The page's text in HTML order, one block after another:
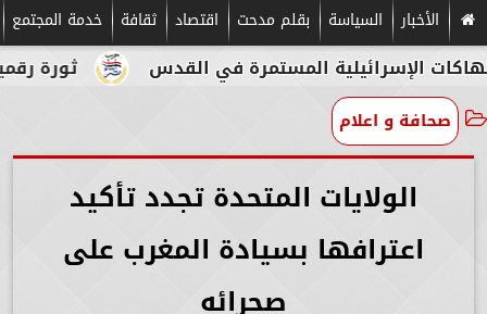
الأخبار السياسة بقلم مدحت اقتصاد ثقافة خدمة المجتمع
ثورة رقمية في المستمرة في القدس
صحافة و اعلام
الولايات المتحدة تجدد تأكيد
اعترافها بسيادة المغرب على
صحرائه